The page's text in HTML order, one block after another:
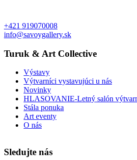
+421 919070008
info@savoygallery.sk
Turuk & Art Collective
Výstavy
Výtvarníci vystavujúci u nás
Novinky
HLASOVANIE-Letný salón
Stála ponuka
Art eventy
O nás
Sledujte nás